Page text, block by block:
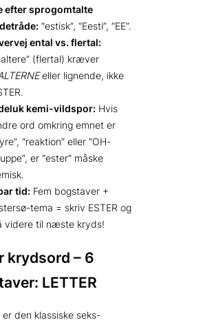
efter sprogomtalte
“estisk”, “Eesti”, “EE”.
ental vs. flertal:
(flertal) kræver
eller lignende, ikke
kemi-vildspor: Hvis
ord omkring emnet er
“reaktion” eller “OH-
er “ester” måske
tid: Fem bogstaver +
tema = skriv ESTER og
videre til næste kryds!
krydsord – 6
LETTER
er den klassiske seks-